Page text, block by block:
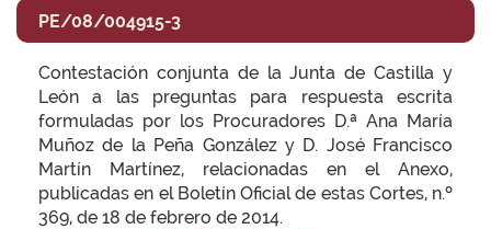
PE/08/004915-3
Contestación conjunta de la Junta de Castilla y
León a las preguntas para respuesta escrita
formuladas por los Procuradores D.ª Ana María
Muñoz de la Peña González y D. José Francisco
Martín Martínez, relacionadas en el Anexo,
publicadas en el Boletín Oficial de estas Cortes, n.º
369, de 18 de febrero de 2014.